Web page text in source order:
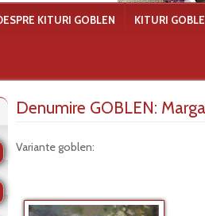
KITURI GOBLEN KITURI
Denumire GOBLEN:
Variante goblen: